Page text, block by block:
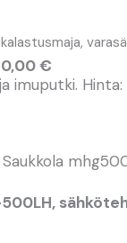
€
imuputki.